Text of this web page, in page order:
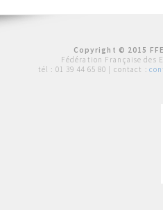
Copyright © 2015
Fédération Française des
tél : 01 39 44 65 80 | contact :